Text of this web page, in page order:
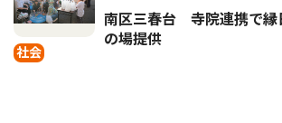
社会
南区三春台 寺院連携で
の場提供